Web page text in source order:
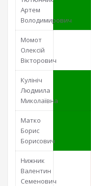
Артем
Володимирович
Момот
Олексій
Вікторович
Кулініч
Людмила
Миколаївна
Матко
Борис
Борисович
Нижник
Валентин
Семенович